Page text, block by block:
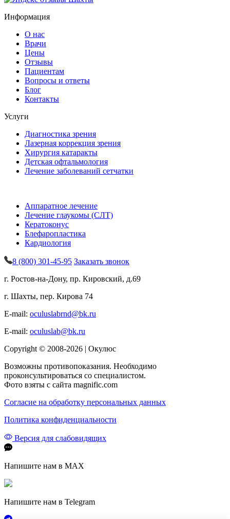
Информация
О нас
Врачи
Цены
Отзывы
Пациентам
Вопросы и ответы
Блог
Контакты
Услуги
Диагностика зрения
Лазерная коррекция зрения
Хирургия катаракты
Детская офтальмология
Лечение заболеваний сетчатки
Аппаратное лечение
Лечение глаукомы (СЛТ)
Кератоконус
Блефаропластика
Кардиология
8 (800) 301-45-95 Заказать звонок
г. Ростов-на-Дону, пр. Кировский, д.69
г. Шахты, пер. Кирова 74
E-mail: oculuslabrnd@bk.ru
E-mail: oculuslab@bk.ru
Copyright © 2008-2026 | Окулюс
Возможны противопоказания. Необходимо
проконсультироваться со специалистом.
Фото взяты с сайта magnific.com
Согласие на обработку персональных данных
Политика конфиденциальности
Версия для слабовидящих
Напишите нам в MAX
Напишите нам в Telegram